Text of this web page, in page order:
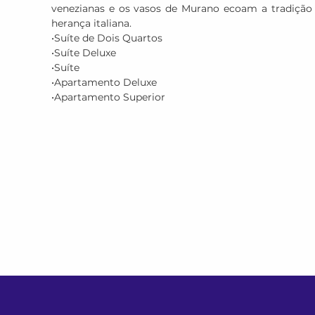
venezianas e os vasos de Murano ecoam a
herança italiana.
•Suíte de Dois Quartos
•Suíte Deluxe
•Suíte
•Apartamento Deluxe
•Apartamento Superior